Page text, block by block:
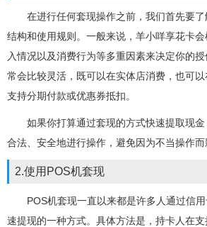
在进行任何套现操作之前，我们首先要
结构和使用规则。一般来说，羊小咩享花卡
入情况以及消费行为等多重因素来决定你的
常会比较灵活，既可以在实体店消费，也可
支持分期付款或优惠券抵扣。
如果你打算通过套现的方式快速提取现
合法、安全地进行操作，避免因为不当操作而
2.使用POS机套现
POS机套现一直以来都是许多人通过信
速提现的一种方式。具体方法是，持卡人在